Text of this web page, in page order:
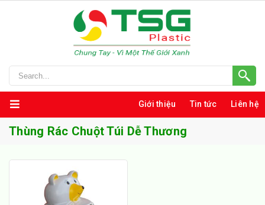
Giới thiệu Tin tức Liên hệ
Thùng Rác Chuột Túi Dễ Thương